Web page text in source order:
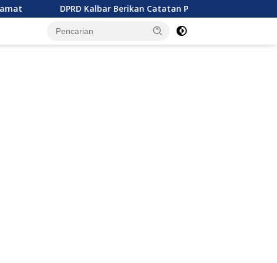
DPRD Kalbar Berikan Catatan Penting Perubahan Perda Pajak dan